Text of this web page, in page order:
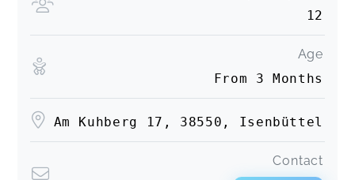
12
Age
From 3 Months
Am Kuhberg 17, 38550, Isenbüttel
Contact